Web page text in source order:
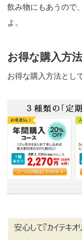
飲み物にもあうので
よ。
お得な購入方
お得な購入方法とし